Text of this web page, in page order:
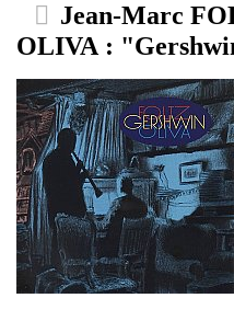
Jean-Marc
OLIVA :